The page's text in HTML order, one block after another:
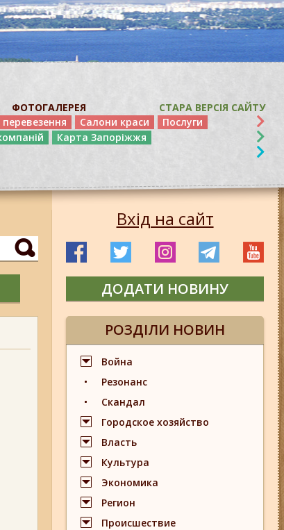
ФОТОГАЛЕРЕЯ
СТАРА ВЕРСІЯ САЙТУ
Салони краси
Послуги
Карта Запоріжжя
Вхід на сайт
ДОДАТИ НОВИНУ
РОЗДІЛИ НОВИН
Война
Резонанс
Скандал
Городское хозяйство
Власть
Культура
Экономика
Регион
Происшествие